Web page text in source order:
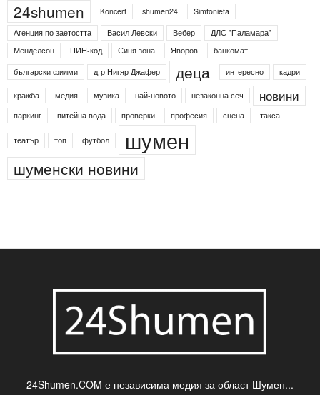
24shumen Koncert shumen24
Simfonieta
Агенция по заетостта
Васил Левски Вебер
ДЛС "Паламара"
Менделсон
ПИН-код Синя зона Яворов
банкомат
български филми
д-р Нигяр Джафер деца интересно кадри
кражба медия музика най-новото незаконна сеч новини
паркинг питейна вода проверки професия сцена такса
театър топ футбол шумен
шуменски новини
24Shumen.COM е независима медия за област Шумен...